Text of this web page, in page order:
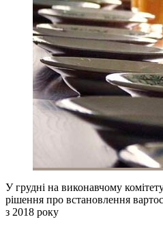
У грудні на виконавчому
рішення про встановлення
з 2018 року